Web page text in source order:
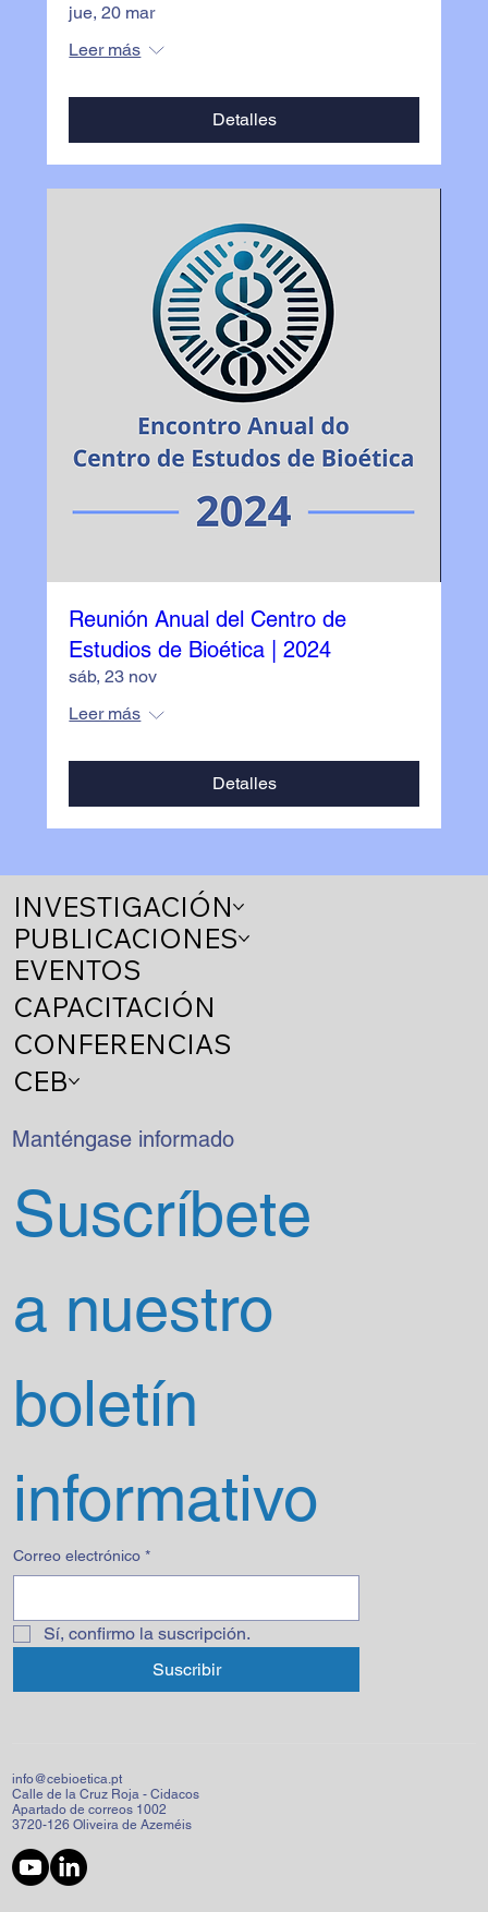
jue, 20 mar
Leer más
Detalles
Reunión Anual del Centro de
Estudios de Bioética | 2024
sáb, 23 nov
Leer más
Detalles
INVESTIGACIÓN
PUBLICACIONES
EVENTOS
CAPACITACIÓN
CONFERENCIAS
CEB
Manténgase informado
Suscríbete
a nuestro
boletín
informativo
Correo electrónico *
Sí, confirmo la suscripción.
Suscribir
info@cebioetica.pt
Calle de la Cruz Roja - Cidacos
Apartado de correos 1002
3720-126 Oliveira de Azeméis